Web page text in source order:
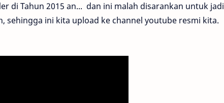
di Tahun 2015 an... dan ini malah disarankan untuk jadi
sehingga ini kita upload ke channel youtube resmi kita.